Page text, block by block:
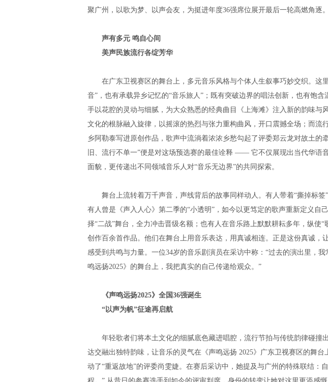
聚广州，以歌为梦、以声会友，为挺进年度36强席位展开最后一轮高燃角逐。
声有多元 鸣自心间
美声民族流行各绽芳华
在广东卫视赛区的舞台上，多元音乐风格与个体人生叙事巧妙交织。这
音”，也有承载异乡记忆的“音乐旅人”；既有突破边界的唱法创新，也有饱
手以花腔的灵动与细腻，为大众熟悉的经典曲目《上海滩》注入新的韵味与
文化的根脉融入旋律，以摇滚的热烈与张力重构曲风，开口震撼全场；而流
乡阿勒泰写进原创作品，歌声中流淌着浓浓乡愁勾起了评委郑云龙对故土的
旧、流行不单一”便是对这场预选赛的最佳诠释 —— 它不仅展现出当代华语
面貌，更传递出不同领域音乐人对“音乐无边界”的共同探索。
舞台上流转着万千声音，声线背后的故事同样动人。有人带着“撕掉标签”
有人曾是《声入人心》第二季的“小透明”，如今以更笃定的歌声重新定义自
择“二战”舞台，全力冲击晋级名额；也有人在音乐路上默默耕耘多年，纵使
创作百余首作品。他们在舞台上用音乐表达，用真诚相连。正是这份真诚，
感受到共鸣与力量。一位34岁的音乐剧演员在采访中称：“过去的演出里，
鸣远扬2025》的舞台上，我把真实的自己传递给观众。”
《声鸣远扬2025》全国36强诞生
“以声为帆”征途再启航
年轻歌者们将本土文化的细腻底色藏进唱腔，流行节拍与传统韵律碰撞
达交融出独特韵味，让音乐的灵气在《声鸣远扬 2025》广东卫视赛区的舞
动了“重返故地”的评委尚雯婕。在赛后采访中，她提及与广州的特殊联结：